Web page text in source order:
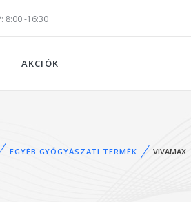
8:00 -16:30
AKCIÓK
EGYÉB GYÓGYÁSZATI TERMÉK VIVAMAX